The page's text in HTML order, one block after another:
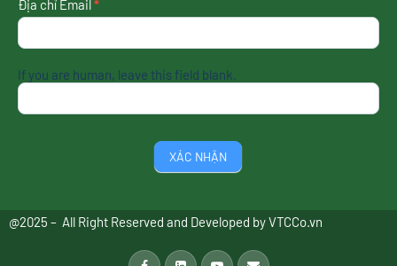
Địa chỉ Email*
If you are human, leave this field blank.
XÁC NHẬN
@2025 – All Right Reserved and Developed byVTCCo.vn